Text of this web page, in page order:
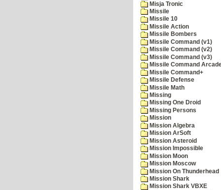
Misja Tronic
Missile
Missile 10
Missile Action
Missile Bombers
Missile Command (v1)
Missile Command (v2)
Missile Command (v3)
Missile Command
Missile Command+
Missile Defense
Missile Math
Missing
Missing One Droid
Missing Persons
Mission
Mission Algebra
Mission ArSoft
Mission Asteroid
Mission Impossible
Mission Moon
Mission Moscow
Mission On Thunderhead
Mission Shark
Mission Shark VBXE